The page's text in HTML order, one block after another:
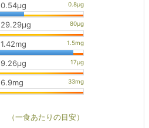
0.54μg
29.29μg
1.42mg
9.26μg
6.9mg
（一食あたりの目安）